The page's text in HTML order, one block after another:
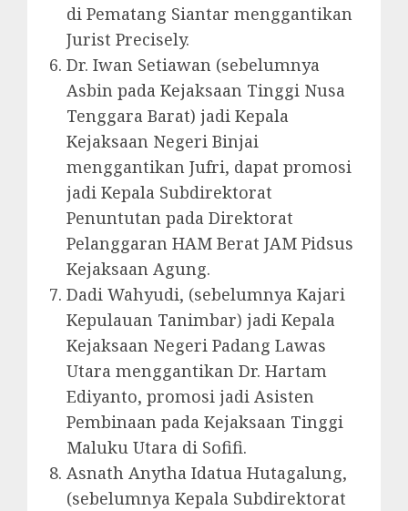
di Pematang Siantar menggantikan
Jurist Precisely.
Dr. Iwan Setiawan (sebelumnya
Asbin pada Kejaksaan Tinggi Nusa
Tenggara Barat) jadi Kepala
Kejaksaan Negeri Binjai
menggantikan Jufri, dapat promosi
jadi Kepala Subdirektorat
Penuntutan pada Direktorat
Pelanggaran HAM Berat JAM Pidsus
Kejaksaan Agung.
Dadi Wahyudi, (sebelumnya Kajari
Kepulauan Tanimbar) jadi Kepala
Kejaksaan Negeri Padang Lawas
Utara menggantikan Dr. Hartam
Ediyanto, promosi jadi Asisten
Pembinaan pada Kejaksaan Tinggi
Maluku Utara di Sofifi.
Asnath Anytha Idatua Hutagalung,
(sebelumnya Kepala Subdirektorat